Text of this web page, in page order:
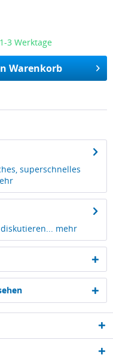
3 Werktage
Warenkorb
superschnelles
mehr